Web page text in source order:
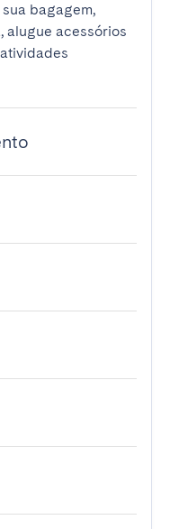
bagagem,
alugue acessórios